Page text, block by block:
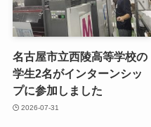
名古屋市立西陵高等学校の
学生2名がインターンシッ
プに参加しました
2026-07-31